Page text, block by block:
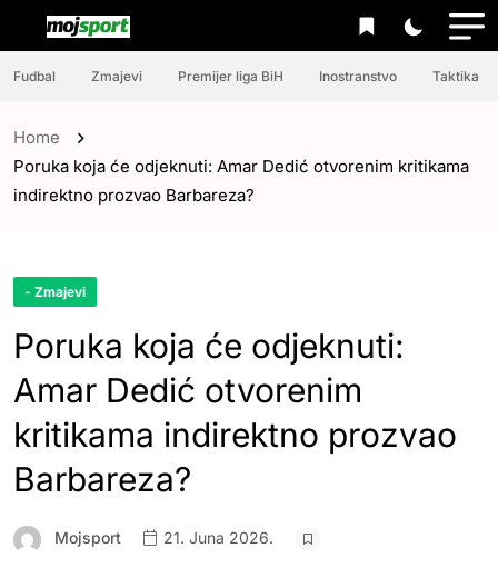
Fudbal Zmajevi Premijer liga BiH Inostranstvo Taktika
Home
Poruka koja će odjeknuti: Amar Dedić otvorenim kritikama
indirektno prozvao Barbareza?
- Zmajevi
Poruka koja će odjeknuti:
Amar Dedić otvorenim
kritikama indirektno prozvao
Barbareza?
Mojsport 21. Juna 2026.